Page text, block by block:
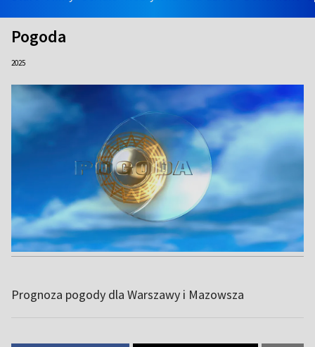
Pogoda
2025
Prognoza pogody dla Warszawy i Mazowsza